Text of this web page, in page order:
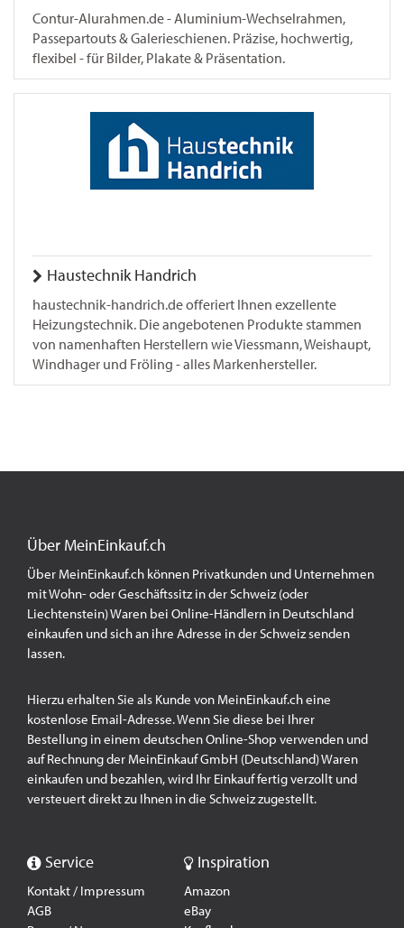
Contur-Alurahmen.de - Aluminium-Wechselrahmen,
Passepartouts & Galerieschienen. Präzise, hochwertig,
flexibel - für Bilder, Plakate & Präsentation.
Haustechnik Handrich
haustechnik-handrich.de offeriert Ihnen exzellente
Heizungstechnik. Die angebotenen Produkte stammen
von namenhaften Herstellern wie Viessmann, Weishaupt,
Windhager und Fröling - alles Markenhersteller.
Über MeinEinkauf.ch
Über MeinEinkauf.ch können Privatkunden und Unternehmen
mit Wohn- oder Geschäftssitz in der Schweiz (oder
Liechtenstein) Waren bei Online-Händlern in Deutschland
einkaufen und sich an ihre Adresse in der Schweiz senden
lassen.
Hierzu erhalten Sie als Kunde von MeinEinkauf.ch eine
kostenlose Email-Adresse. Wenn Sie diese bei Ihrer
Bestellung in einem deutschen Online-Shop verwenden und
auf Rechnung der MeinEinkauf GmbH (Deutschland) Waren
einkaufen und bezahlen, wird Ihr Einkauf fertig verzollt und
versteuert direkt zu Ihnen in die Schweiz zugestellt.
Service
Kontakt / Impressum
AGB
Inspiration
Amazon
eBay